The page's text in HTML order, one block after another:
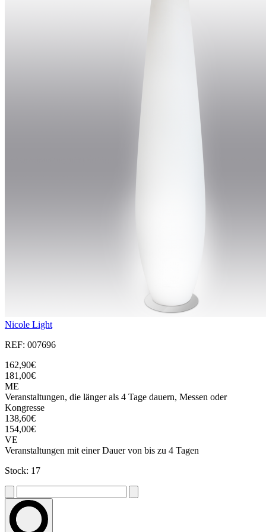
Nicole Light
REF: 007696
162,90€
181,00€
ME
Veranstaltungen, die länger als 4 Tage dauern, Messen oder
Kongresse
138,60€
154,00€
VE
Veranstaltungen mit einer Dauer von bis zu 4 Tagen
Stock: 17